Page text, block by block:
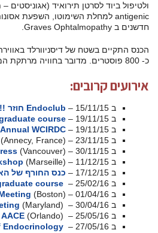
(בילינסון)
17TH ESE
(Albania)
EUROPIT 2015
World Diabetes
ENEA
הישראלית לאנדוקרינולוגיה(אילת)
The 18th ESE
(Croatia)
Endocrine Society’s
Pediatric Endocrine Society annual
25th meeting of
17th European Congress
(Munich)